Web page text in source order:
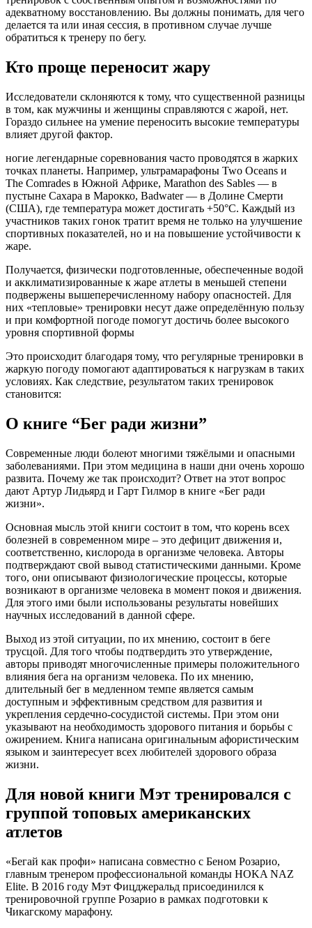
адекватному восстановлению. Вы должны понимать, для чего
делается та или иная сессия, в противном случае лучше
обратиться к тренеру по бегу.
Кто проще переносит жару
Исследователи склоняются к тому, что существенной разницы
в том, как мужчины и женщины справляются с жарой, нет.
Гораздо сильнее на умение переносить высокие температуры
влияет другой фактор.
ногие легендарные соревнования часто проводятся в жарких
точках планеты. Например, ультрамарафоны Two Oceans и
The Comrades в Южной Африке, Marathon des Sables — в
пустыне Сахара в Марокко, Badwater ­— в Долине Смерти
(США), где температура может достигать +50°С. Каждый из
участников таких гонок тратит время не только на улучшение
спортивных показателей, но и на повышение устойчивости к
жаре.
Получается, физически подготовленные, обеспеченные водой
и акклиматизированные к жаре атлеты в меньшей степени
подвержены вышеперечисленному набору опасностей. Для
них «тепловые» тренировки несут даже определённую пользу
и при комфортной погоде помогут достичь более высокого
уровня спортивной формы
Это происходит благодаря тому, что регулярные тренировки в
жаркую погоду помогают адаптироваться к нагрузкам в таких
условиях. Как следствие, результатом таких тренировок
становится:
О книге “Бег ради жизни”
Современные люди болеют многими тяжёлыми и опасными
заболеваниями. При этом медицина в наши дни очень хорошо
развита. Почему же так происходит? Ответ на этот вопрос
дают Артур Лидьярд и Гарт Гилмор в книге «Бег ради
жизни».
Основная мысль этой книги состоит в том, что корень всех
болезней в современном мире – это дефицит движения и,
соответственно, кислорода в организме человека. Авторы
подтверждают свой вывод статистическими данными. Кроме
того, они описывают физиологические процессы, которые
возникают в организме человека в момент покоя и движения.
Для этого ими были использованы результаты новейших
научных исследований в данной сфере.
Выход из этой ситуации, по их мнению, состоит в беге
трусцой. Для того чтобы подтвердить это утверждение,
авторы приводят многочисленные примеры положительного
влияния бега на организм человека. По их мнению,
длительный бег в медленном темпе является самым
доступным и эффективным средством для развития и
укрепления сердечно-сосудистой системы. При этом они
указывают на необходимость здорового питания и борьбы с
ожирением. Книга написана оригинальным афористическим
языком и заинтересует всех любителей здорового образа
жизни.
Для новой книги Мэт тренировался с
группой топовых американских
атлетов
«Бегай как профи» написана совместно с Беном Розарио,
главным тренером профессиональной команды HOKA NAZ
Elite. В 2016 году Мэт Фицджеральд присоединился к
тренировочной группе Розарио в рамках подготовки к
Чикагскому марафону.